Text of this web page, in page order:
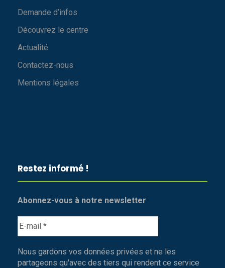
Demande d’infos
Découvrez le centre
Actualité
Contactez-nous
Mentions légales
Restez informé !
Abonnez-vous à notre newsletter
Nous gardons vos données privées et ne les
partageons qu'avec des tiers qui rendent ce service